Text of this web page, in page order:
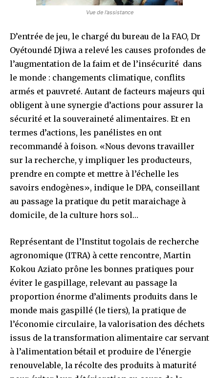
Vue de l’assistance
D’entrée de jeu, le chargé du bureau de la FAO, Dr
Oyétoundé Djiwa a relevé les causes profondes de
l’augmentation de la faim et de l’insécurité dans
le monde : changements climatique, conflits
armés et pauvreté. Autant de facteurs majeurs qui
obligent à une synergie d’actions pour assurer la
sécurité et la souveraineté alimentaires. Et en
termes d’actions, les panélistes en ont
recommandé à foison. «Nous devons travailler
sur la recherche, y impliquer les producteurs,
prendre en compte et mettre à l’échelle les
savoirs endogènes», indique le DPA, conseillant
au passage la pratique du petit maraichage à
domicile, de la culture hors sol…
Représentant de l’Institut togolais de recherche
agronomique (ITRA) à cette rencontre, Martin
Kokou Aziato prône les bonnes pratiques pour
éviter le gaspillage, relevant au passage la
proportion énorme d’aliments produits dans le
monde mais gaspillé (le tiers), la pratique de
l’économie circulaire, la valorisation des déchets
issus de la transformation alimentaire car servant
à l’alimentation bétail et produire de l’énergie
renouvelable, la récolte des produits à maturité